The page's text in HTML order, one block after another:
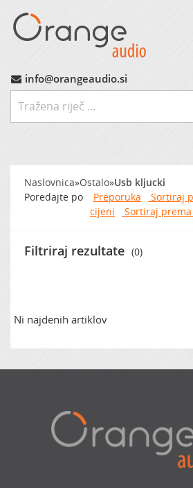
Avtoradio
Avtozvočniki
MP3 Vmesniki
Zvočna izolacija
info@orangeaudio.si
Naslovnica»Ostalo»Usb kljucki
Poredajte po
Preporuka
Sortiraj
cijeni
Sortiraj
Filtriraj rezultate (0)
Ni najdenih artiklov